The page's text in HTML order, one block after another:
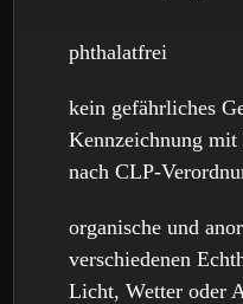
phthalatfrei
kein gefährliches
Kennzeichnung
nachCLP-
organische und
verschiedenen
Licht, Wetter oder